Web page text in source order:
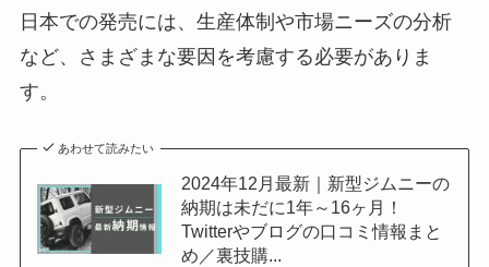
日本での発売には、生産体制や市場ニーズの分析
など、さまざまな要因を考慮する必要がありま
す。
あわせて読みたい
2024年12月最新｜新型ジムニーの
納期は未だに1年～16ヶ月！
Twitterやブログの口コミ情報まと
め／裏技購...